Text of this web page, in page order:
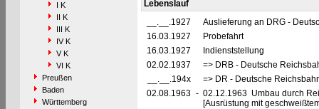
I K
II K
III K
IV K
V K
VI K
Preußen
Baden
Württemberg
Lebenslauf
__.__.1927
Auslieferung an DRG -
16.03.1927
Probefahrt
16.03.1927
Indienststellung
02.02.1937
=> DRB - Deutsche
__.__.194x
=> DR - Deutsche
02.08.1963 - 02.12.1963 Umbau durch
[Ausrüstung mit